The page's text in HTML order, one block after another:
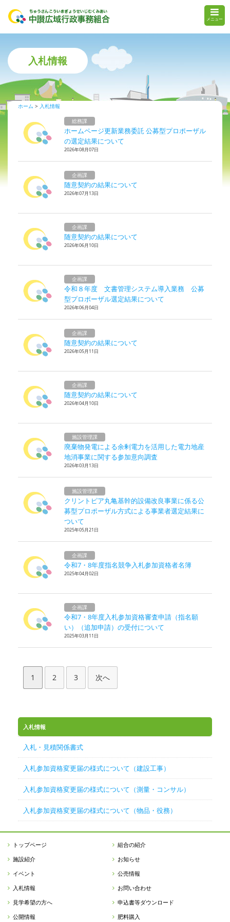
メニュー
入札情報
ホーム 入札情報
総務課
ホームページ更新業務委託 公募型プロポーザル
の選定結果について
2026年08月07日
企画課
随意契約の結果について
2026年07月13日
企画課
随意契約の結果について
2026年06月10日
企画課
令和８年度 文書管理システム導入業務 公募
型プロポーザル選定結果について
2026年06月04日
企画課
随意契約の結果について
2026年05月11日
企画課
随意契約の結果について
2026年04月10日
施設管理課
廃棄物発電による余剰電力を活用した電力地産
地消事業に関する参加意向調査
2026年03月13日
施設管理課
クリントピア丸亀基幹的設備改良事業に係る公
募型プロポーザル方式による事業者選定結果に
ついて
2025年05月21日
企画課
令和7・8年度指名競争入札参加資格者名簿
2025年04月02日
企画課
令和7・8年度入札参加資格審査申請（指名願
い）（追加申請）の受付について
2025年03月11日
1 2 3 次へ
入札情報
入札・見積関係書式
入札参加資格変更届の様式について（建設工事）
入札参加資格変更届の様式について（測量・コンサル）
入札参加資格変更届の様式について（物品・役務）
トップページ
組合の紹介
施設紹介
お知らせ
イベント
公売情報
入札情報
お問い合わせ
見学希望の方へ
申込書等ダウンロード
公開情報
肥料購入